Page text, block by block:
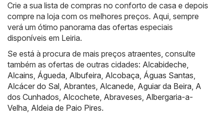
Crie a sua lista de compras no conforto de casa e depois
compre na loja com os melhores preços. Aqui, sempre
verá um ótimo panorama das ofertas especiais
disponíveis em Leiria.
Se está à procura de mais preços atraentes, consulte
também as ofertas de outras cidades: Alcabideche,
Alcains, Águeda, Albufeira, Alcobaça, Águas Santas,
Alcácer do Sal, Abrantes, Alcanede, Aguiar da Beira, A
dos Cunhados, Alcochete, Abraveses, Albergaria-a-
Velha, Aldeia de Paio Pires.